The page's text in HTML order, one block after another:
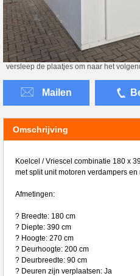
versleep de plaatjes om naar het
Mailen
Omschrijving
Koelcel / Vriescel combinatie 180 x
met split unit motoren verdampers en
Afmetingen:
? Breedte: 180 cm
? Diepte: 390 cm
? Hoogte: 270 cm
? Deurhoogte: 200 cm
? Deurbreedte: 90 cm
? Deuren zijn verplaatsen: Ja